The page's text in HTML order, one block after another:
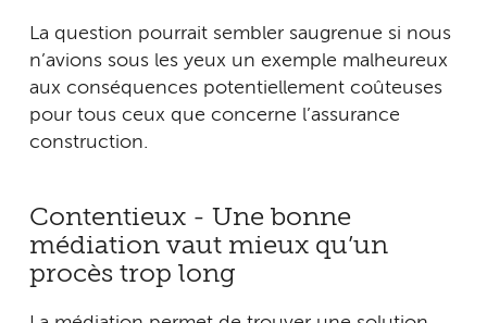
La question pourrait sembler saugrenue si nous
n’avions sous les yeux un exemple malheureux
aux conséquences potentiellement coûteuses
pour tous ceux que concerne l’assurance
construction.
Contentieux - Une bonne
médiation vaut mieux qu’un
procès trop long